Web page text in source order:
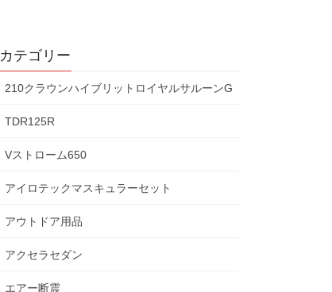
カテゴリー
210クラウンハイブリットロイヤルサルーンG
TDR125R
Vストローム650
アイロテックマスキュラーセット
アウトドア用品
アクセラセダン
エアー断震